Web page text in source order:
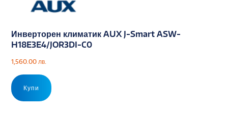
Инверторен климатик AUX J-Smart ASW-
H18E3E4/JOR3DI-C0
1,560.00 лв.
Купи